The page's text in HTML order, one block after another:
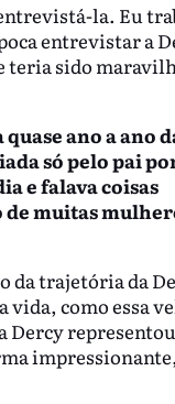
la. Eu
entrevistar a
teria sido
ano a ano
só pelo pai
e falava coisas
muitas
da trajetória da
vida, como essa
Dercy
impressionante,